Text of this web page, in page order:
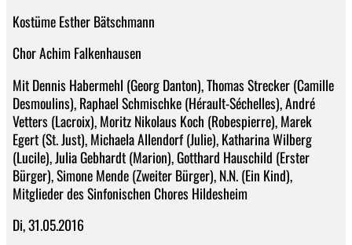
Kostüme Esther Bätschmann
Chor Achim Falkenhausen
Mit Dennis Habermehl (Georg Danton), Thomas Strecker (Camille
Desmoulins), Raphael Schmischke (Hérault-Séchelles), André
Vetters (Lacroix), Moritz Nikolaus Koch (Robespierre), Marek
Egert (St. Just), Michaela Allendorf (Julie), Katharina Wilberg
(Lucile), Julia Gebhardt (Marion), Gotthard Hauschild (Erster
Bürger), Simone Mende (Zweiter Bürger), N.N. (Ein Kind),
Mitglieder des Sinfonischen Chores Hildesheim
Di, 31.05.2016